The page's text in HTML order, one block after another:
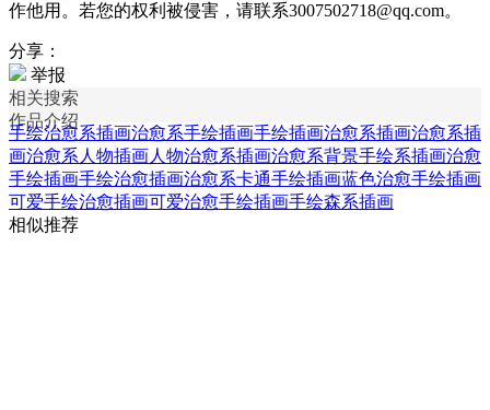
作他用。若您的权利被侵害，请联系3007502718@qq.com。
分享：
举报
相关搜索
作品介绍
手绘治愈系插画治愈系手绘插画手绘插画治愈系插画治愈系插
画治愈系人物插画人物治愈系插画治愈系背景手绘系插画治愈
手绘插画手绘治愈插画治愈系卡通手绘插画蓝色治愈手绘插画
可爱手绘治愈插画可爱治愈手绘插画手绘森系插画
相似推荐